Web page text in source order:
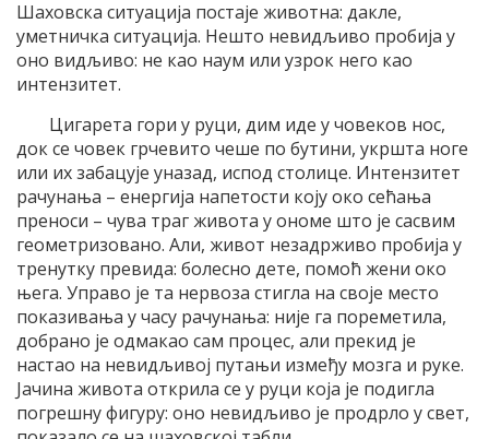
Шаховска ситуација постаје животна: дакле,
уметничка ситуација. Нешто невидљиво пробија у
оно видљиво: не као наум или узрок него као
интензитет.
Цигарета гори у руци, дим иде у човеков нос,
док се човек грчевито чеше по бутини, укршта ноге
или их забацује уназад, испод столице. Интензитет
рачунања – енергија напетости коју око сећања
преноси – чува траг живота у ономе што је сасвим
геометризовано. Али, живот незадрживо пробија у
тренутку превида: болесно дете, помоћ жени око
њега. Управо је та нервоза стигла на своје место
показивања у часу рачунања: није га пореметила,
добрано је одмакао сам процес, али прекид је
настао на невидљивој путањи између мозга и руке.
Јачина живота открила се у руци која је подигла
погрешну фигуру: оно невидљиво је продрло у свет,